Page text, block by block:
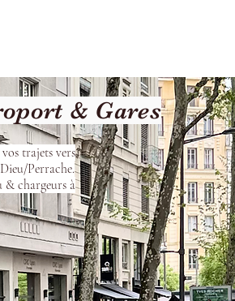
& Gares
trajets vers
Perrache.
& chargeurs à